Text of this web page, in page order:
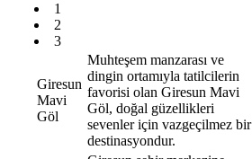
1
2
3
Giresun
Mavi
Göl
Muhteşem manzarası ve
dingin ortamıyla tatilcilerin
favorisi olan Giresun Mavi
Göl, doğal güzellikleri
sevenler için vazgeçilmez bir
destinasyondur.